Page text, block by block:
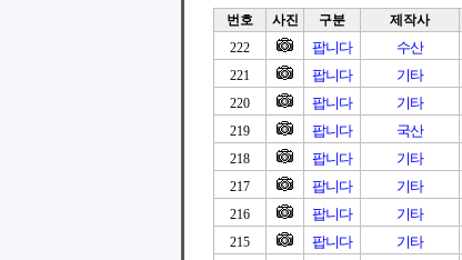
번호 사진 구분 제작사
222
팝니다 수산
221
팝니다 기타
220
팝니다 기타
219
팝니다 국산
218
팝니다 기타
217
팝니다 기타
216
팝니다 기타
215
팝니다 기타